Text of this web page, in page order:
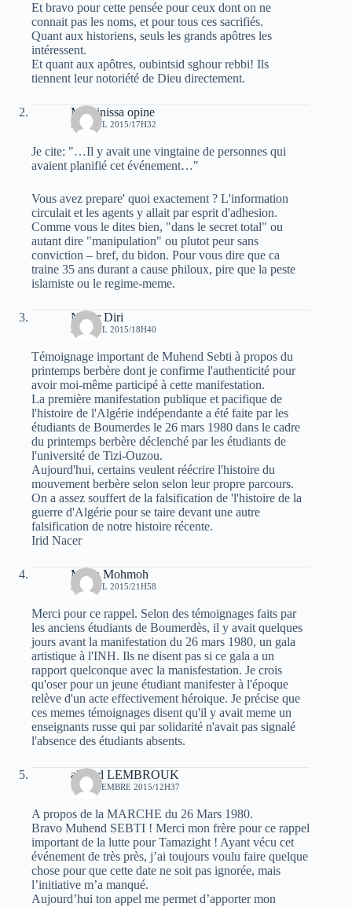
Et bravo pour cette pensée pour ceux dont on ne
connait pas les noms, et pour tous ces sacrifiés.
Quant aux historiens, seuls les grands apôtres les
intéressent.
Et quant aux apôtres, oubintsid sghour rebbi! Ils
tiennent leur notoriété de Dieu directement.
Massinissa opine
20 AVRIL 2015/17H32
Je cite: "…Il y avait une vingtaine de personnes qui
avaient planifié cet événement…"
Vous avez prepare' quoi exactement ? L'information
circulait et les agents y allait par esprit d'adhesion.
Comme vous le dites bien, "dans le secret total" ou
autant dire "manipulation" ou plutot peur sans
conviction – bref, du bidon. Pour vous dire que ca
traine 35 ans durant a cause philoux, pire que la peste
islamiste ou le regime-meme.
Nacer Diri
21 AVRIL 2015/18H40
Témoignage important de Muhend Sebti à propos du
printemps berbère dont je confirme l'authenticité pour
avoir moi-même participé à cette manifestation.
La première manifestation publique et pacifique de
l'histoire de l'Algérie indépendante a été faite par les
étudiants de Boumerdes le 26 mars 1980 dans le cadre
du printemps berbère déclenché par les étudiants de
l'université de Tizi-Ouzou.
Aujourd'hui, certains veulent réécrire l'histoire du
mouvement berbère selon selon leur propre parcours.
On a assez souffert de la falsification de 'l'histoire de la
guerre d'Algérie pour se taire devant une autre
falsification de notre histoire récente.
Irid Nacer
Moha Mohmoh
21 AVRIL 2015/21H58
Merci pour ce rappel. Selon des témoignages faits par
les anciens étudiants de Boumerdès, il y avait quelques
jours avant la manifestation du 26 mars 1980, un gala
artistique à l'INH. Ils ne disent pas si ce gala a un
rapport quelconque avec la manisfestation. Je crois
qu'oser pour un jeune étudiant manifester à l'époque
relève d'un acte effectivement héroique. Je précise que
ces memes témoignages disent qu'il y avait meme un
enseignants russe qui par solidarité n'avait pas signalé
l'absence des étudiants absents.
ahmed LEMBROUK
10 NOVEMBRE 2015/12H37
A propos de la MARCHE du 26 Mars 1980.
Bravo Muhend SEBTI ! Merci mon frère pour ce rappel
important de la lutte pour Tamazight ! Ayant vécu cet
événement de très près, j’ai toujours voulu faire quelque
chose pour que cette date ne soit pas ignorée, mais
l’initiative m’a manqué.
Aujourd’hui ton appel me permet d’apporter mon